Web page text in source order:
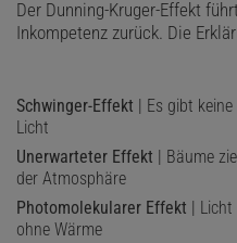
Der Dunning-Kruger-Effekt
Inkompetenz zurück. Die
Schwinger-Effekt | Es gibt
Licht
Unerwarteter Effekt | Bäume
der Atmosphäre
Photomolekularer Effekt |
ohne Wärme